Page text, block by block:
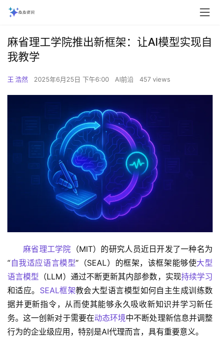
麻省理工学院推出新框架：让AI模型实现自
我教学‌
王 浩然 2025年6月25日 下午6:00 AI前沿 457 views
麻省理工学院 （MIT）的研究人员近日开发了一种名为
“自我适应语言模型”（SEAL）的框架，该框架能够使大型
语言模型 （LLM）通过不断更新其内部参数，实现持续学习
和适应。 SEAL框架教会大型语言模型如何自主生成训练数
据并更新指令，从而使其能够永久吸收新知识并学习新任
务。这一创新对于需要在动态环境中不断处理新信息并调整
行为的企业级应用，特别是AI代理而言，具有重要意义。